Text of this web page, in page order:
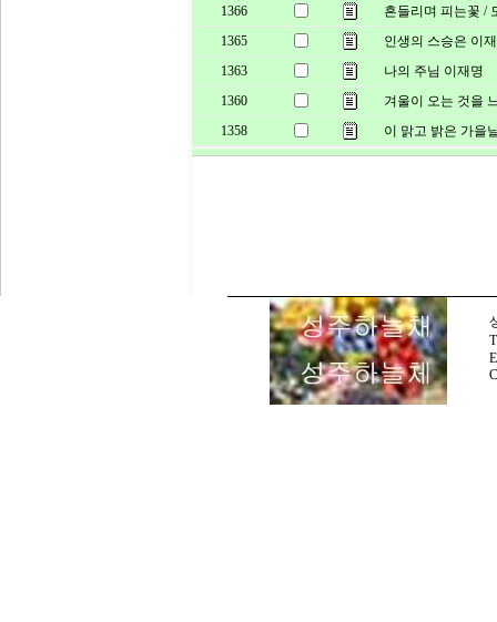
어쩌면 내가
겨울을 더 기다렸
한여름의 무덥던
가을의 불타던 단
그림이면 어떨까
그렇게 뜨겁던 사
시들어가는 단풍
시들고 마는 걸
1366
흔들리며 피는꽃 /
1365
인생의 스승은 이
1363
나의 주님 이재명
1360
겨울이 오는 것을
1358
이 맑고 밝은 가을